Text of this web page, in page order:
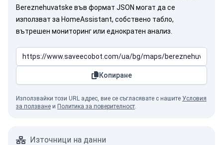
Bereznehuvatske във формат JSON могат да се
използват за HomeAssistant, собствено табло,
вътрешен мониторинг или еднократен анализ.
Копиране
Използвайки този URL адрес, вие се съгласявате с нашите Условия
за ползване и Политика за поверителност.
Източници на данни